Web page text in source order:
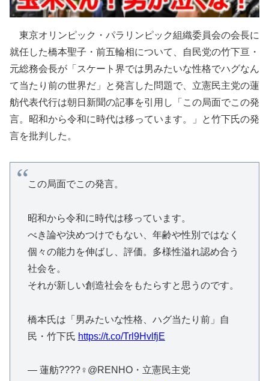
東京オリンピック・パラリンピック組織委員会の会長に
就任した橋本聖子・前五輪相について、自民党の竹下亘・
元総務会長が「スケート界では男みたいな性格でハグなん
て当たり前の世界だ」と発言した問題で、立憲民主党の蓮
舫代表代行は朝日新聞の記事を引用し「この局面でこの発
言。昭和から令和に時代は移っています。」と竹下氏の発
言を批判した。
この局面でこの発言。
昭和から令和に時代は移っています。
べき論や決めつけでもない、年齢や性別ではなく
個々の能力を伸ばし、評価。多様性溢れ認め合う
社会を。
それが新しい創造社会をもたらすと思うのです。
橋本氏は「男みたいな性格、ハグ当たり前」自
民・竹下氏 https://t.co/Trl9HvlfjE
— 蓮舫????‍♀️@RENHO・立憲民主党